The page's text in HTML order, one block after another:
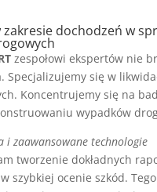
zakresie dochodzeń w
zespołowi ekspertów nie
Specjalizujemy się w
Koncentrujemy się na
wypadków
i zaawansowane technologie
tworzenie dokładnych
szybkiej ocenie szkód.